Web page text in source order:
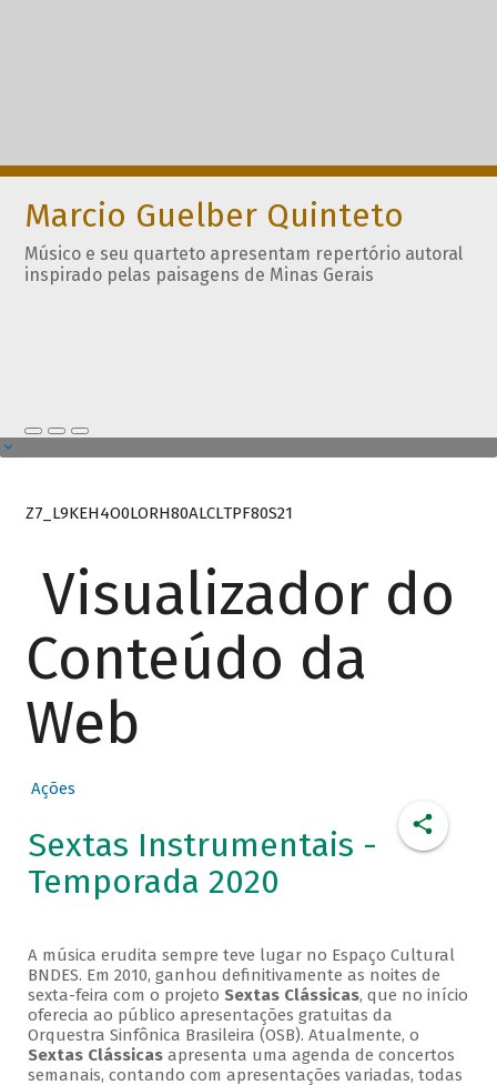
Marcio Guelber Quinteto
Músico e seu quarteto apresentam repertório autoral
inspirado pelas paisagens de Minas Gerais
Z7_L9KEH4O0LORH80ALCLTPF80S21
Visualizador do
Conteúdo da
Web
Ações
Sextas Instrumentais -
Temporada 2020
A música erudita sempre teve lugar no Espaço Cultural
BNDES. Em 2010, ganhou definitivamente as noites de
sexta-feira com o projeto Sextas Clássicas, que no início
oferecia ao público apresentações gratuitas da
Orquestra Sinfônica Brasileira (OSB). Atualmente, o
Sextas Clássicasapresenta uma agenda de concertos
semanais, contando com apresentações variadas, todas